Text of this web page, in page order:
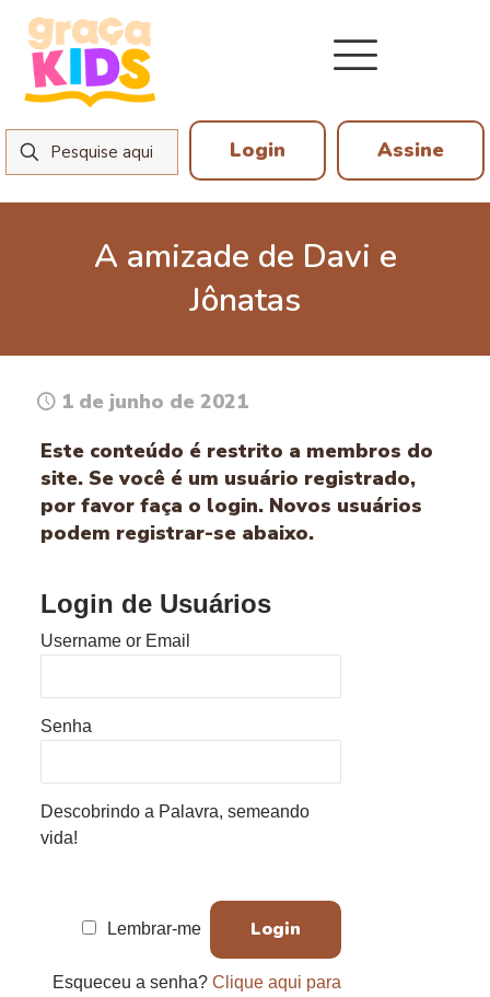
Login Assine
A amizade de Davi e
Jônatas
1 de junho de 2021
Este conteúdo é restrito a membros do
site. Se você é um usuário registrado,
por favor faça o login. Novos usuários
podem registrar-se abaixo.
Login de Usuários
Username or Email
Senha
Descobrindo a Palavra, semeando
vida!
Lembrar-me
Esqueceu a senha? Clique aqui para